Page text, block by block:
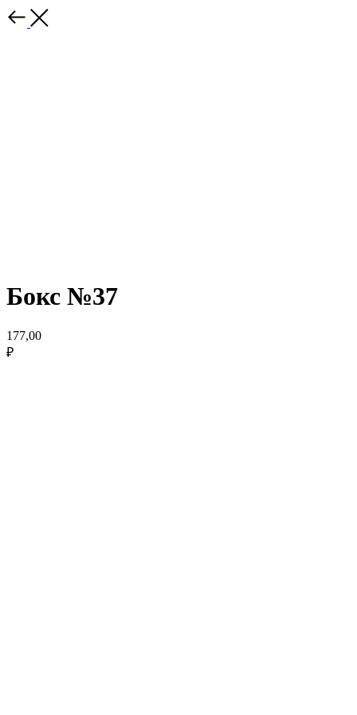
Бокс №37
177,00
₽